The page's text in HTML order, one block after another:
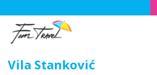
Vila Stanković